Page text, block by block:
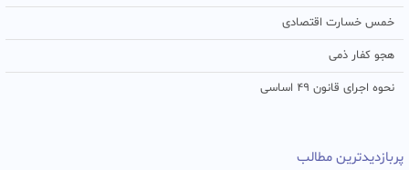
خمس خسارت اقتصادی
هجو کفار ذمی
نحوه اجرای قانون ۴۹ اساسی
پربازدیدترین مطالب